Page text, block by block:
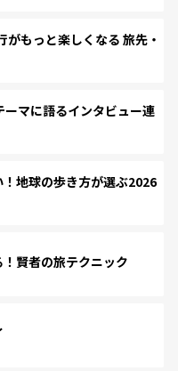
もっと楽しくなる 旅先・
マに語るインタビュー連
地球の歩き方が選ぶ2026
賢者の旅テクニック